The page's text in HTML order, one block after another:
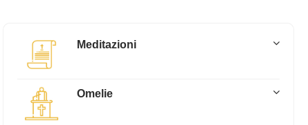
Meditazioni
Omelie